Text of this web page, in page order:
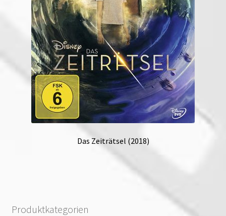
Das Zeiträtsel (2018)
Produktkategorien